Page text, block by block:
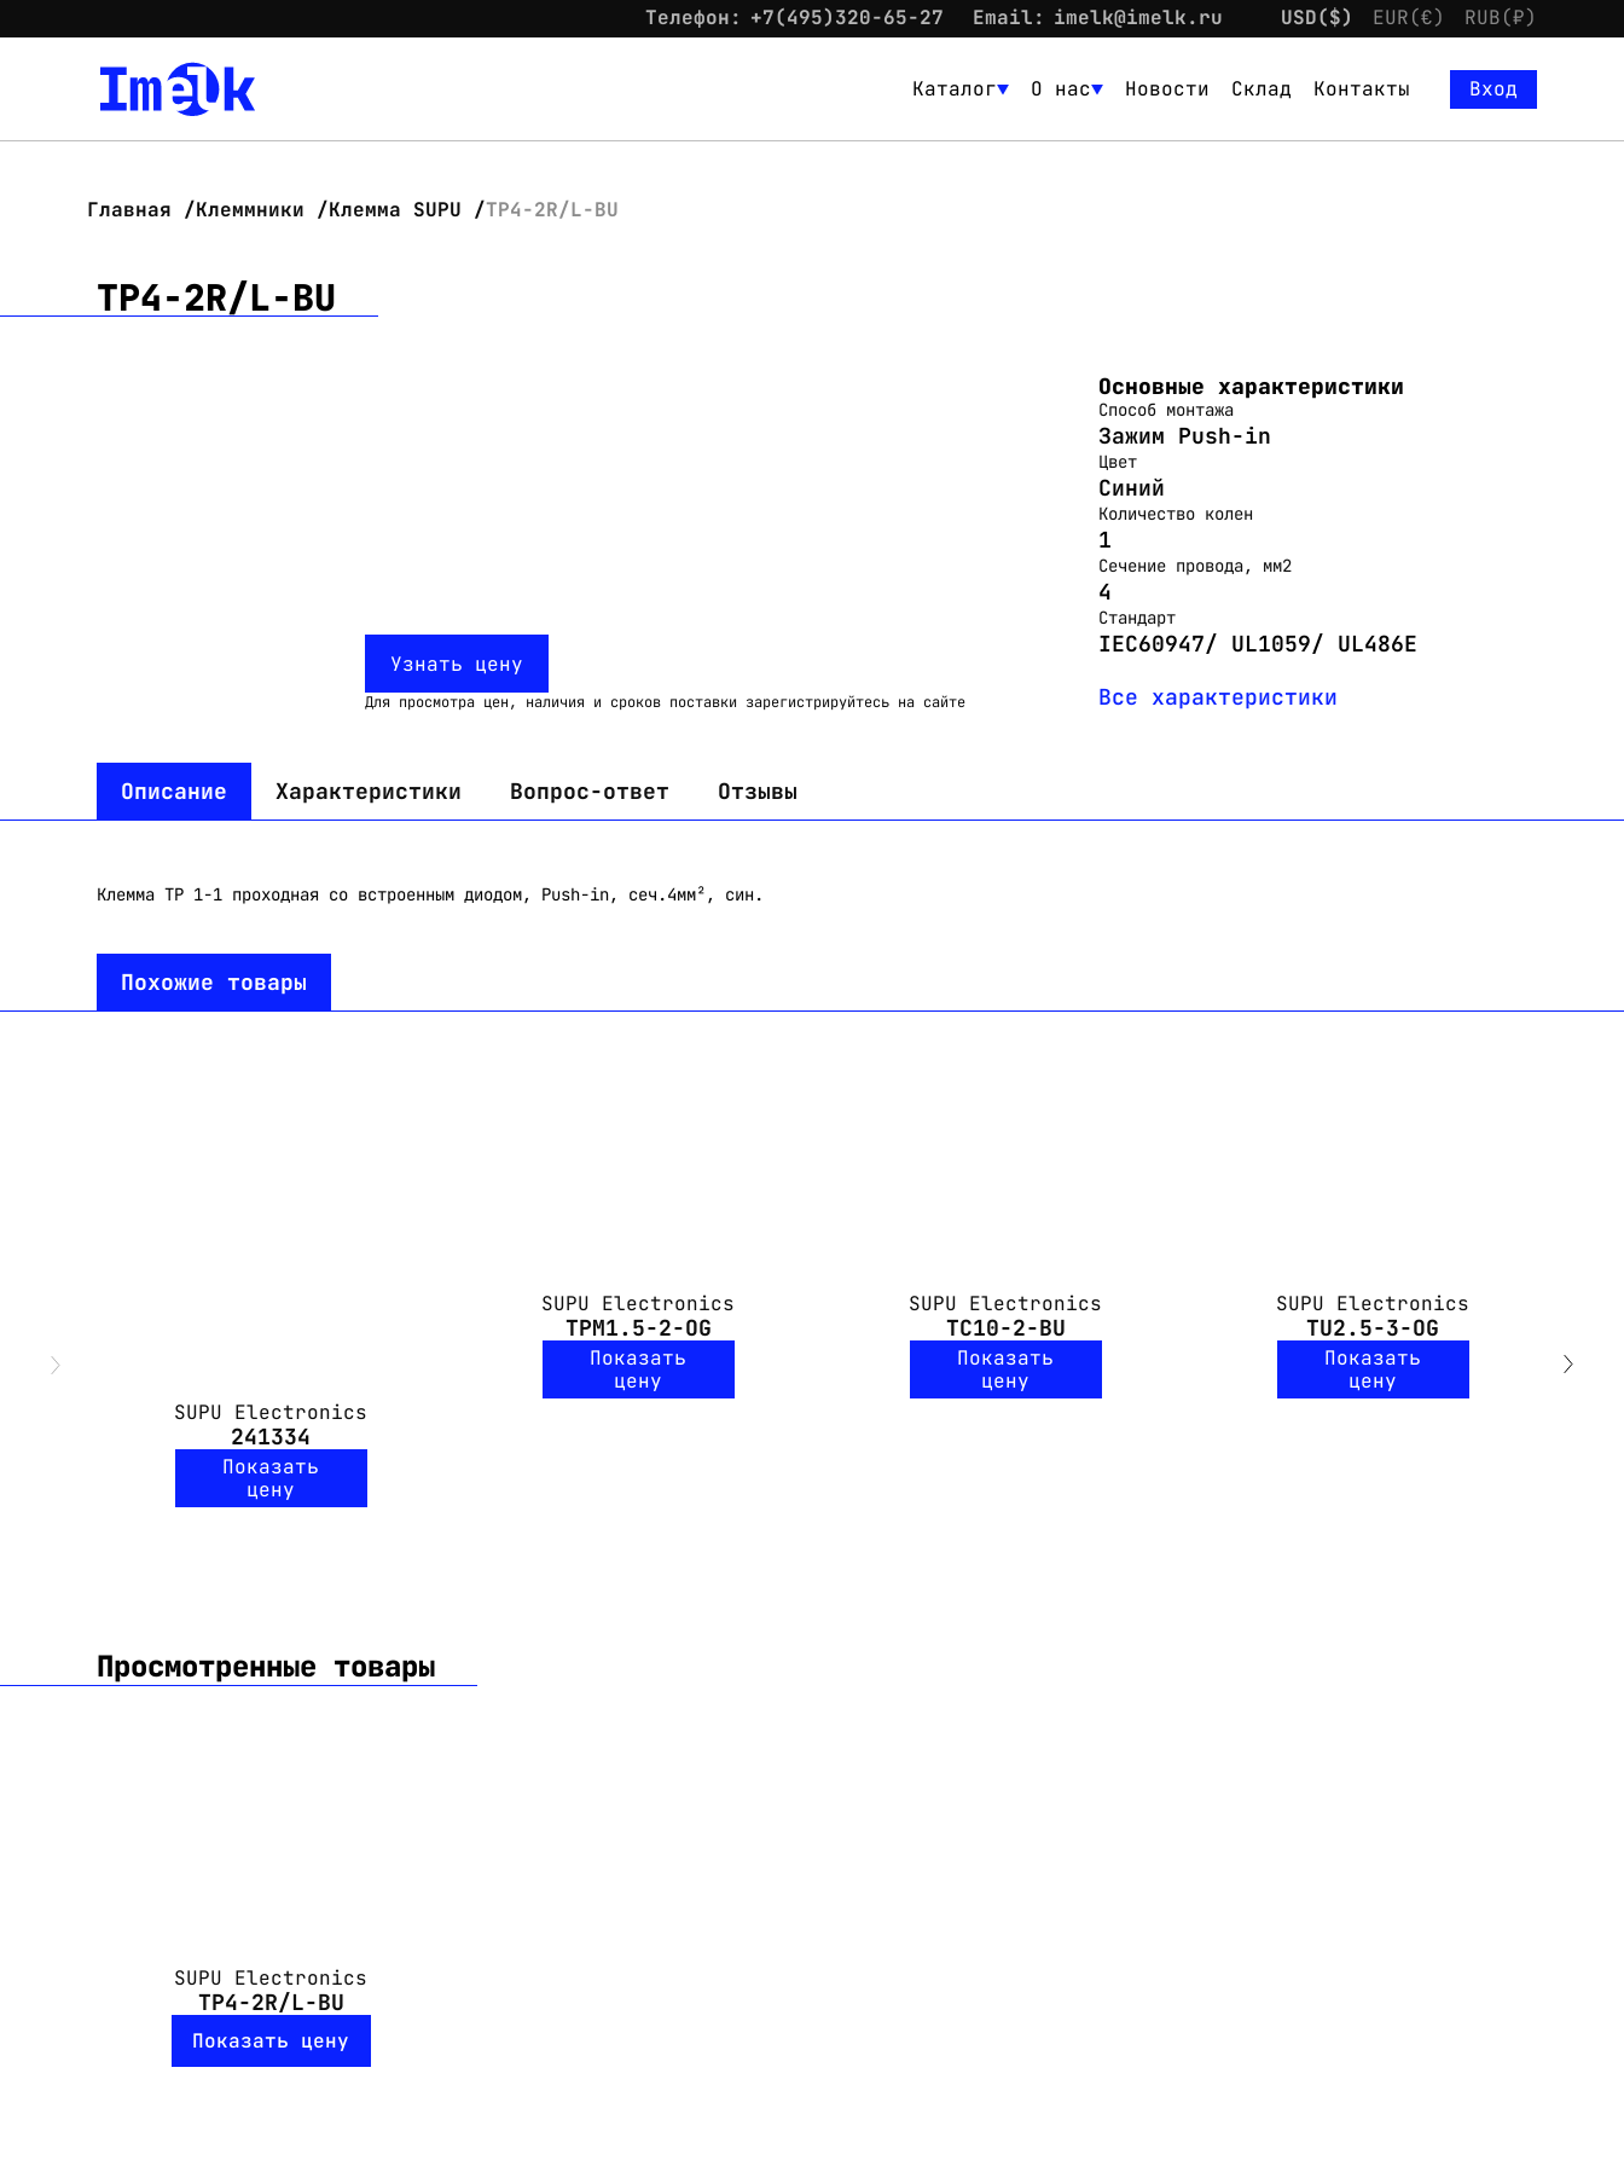
Телефон: +7(495)320-65-27 Email: imelk@imelk.ru USD($) EUR(€) RUB(₽)
Каталог О нас Новости Склад Контакты
Вход
Главная Клеммники Клемма SUPU TP4-2R/L-BU
TP4-2R/L-BU
Узнать цену
Для просмотра цен, наличия и сроков поставки зарегистрируйтесь на сайте
Основные характеристики
Способ монтажа
Зажим Push-in
Цвет
Синий
Количество колен
1
Сечение провода, мм2
4
Стандарт
IEC60947/ UL1059/ UL486E
Все характеристики
Описание Характеристики Вопрос-ответ Отзывы
Клемма TP 1-1 проходная со встроенным диодом, Push-in, сеч.4мм², син.
Похожие товары
SUPU Electronics
241334
Показать
цену
SUPU Electronics
TPM1.5-2-OG
Показать
цену
SUPU Electronics
TC10-2-BU
Показать
цену
SUPU Electronics
TU2.5-3-OG
Показать
цену
Просмотренные товары
SUPU Electronics
TP4-2R/L-BU
Показать цену